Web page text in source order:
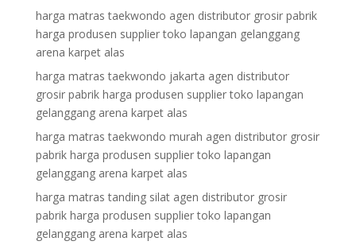
harga matras taekwondo agen distributor grosir pabrik
harga produsen supplier toko lapangan gelanggang
arena karpet alas
harga matras taekwondo jakarta agen distributor
grosir pabrik harga produsen supplier toko lapangan
gelanggang arena karpet alas
harga matras taekwondo murah agen distributor grosir
pabrik harga produsen supplier toko lapangan
gelanggang arena karpet alas
harga matras tanding silat agen distributor grosir
pabrik harga produsen supplier toko lapangan
gelanggang arena karpet alas